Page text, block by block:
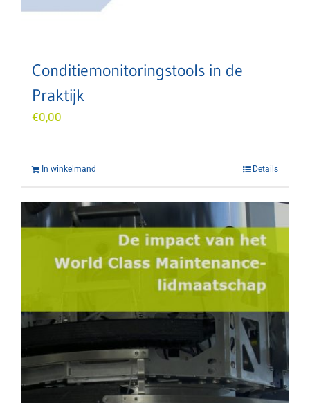
Conditiemonitoringstools in de
Praktijk
€0,00
In winkelmand Details